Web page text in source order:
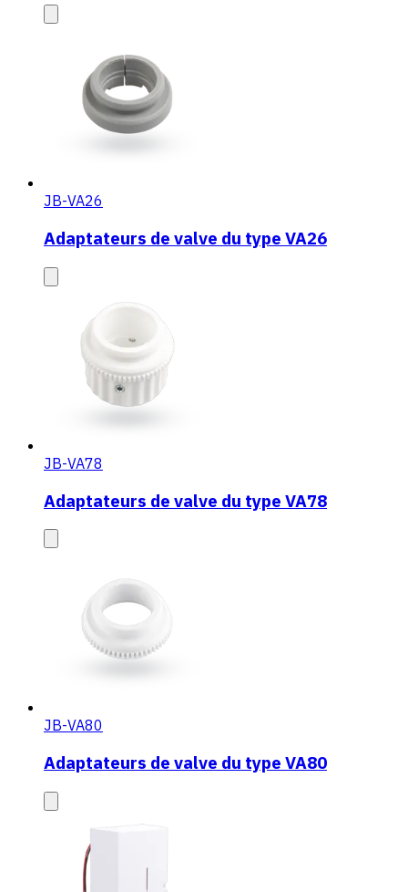
JB-VA26
Adaptateurs de valve du type VA26
JB-VA78
Adaptateurs de valve du type VA78
JB-VA80
Adaptateurs de valve du type VA80